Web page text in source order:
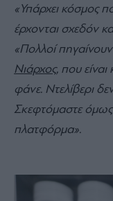
«Υπάρχει κόσμος
έρχονται σχεδόν
«Πολλοί
Νιάρχος, που
φάνε. Ντελίβερι
Σκεφτόμαστε
πλατφόρμα».